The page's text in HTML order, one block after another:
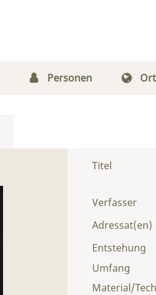
Personen
Titel
Verfasser
Adressat(en)
Entstehung
Umfang
Material/